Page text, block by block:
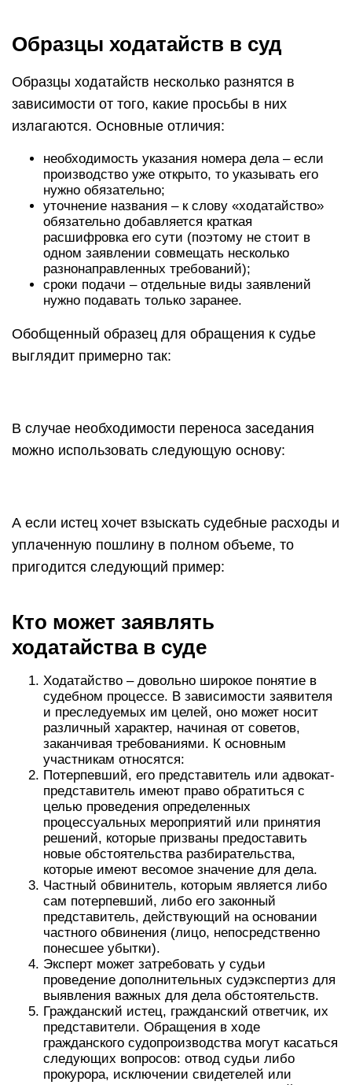
Образцы ходатайств в суд
Образцы ходатайств несколько разнятся в
зависимости от того, какие просьбы в них
излагаются. Основные отличия:
необходимость указания номера дела – если
производство уже открыто, то указывать его
нужно обязательно;
уточнение названия – к слову «ходатайство»
обязательно добавляется краткая
расшифровка его сути (поэтому не стоит в
одном заявлении совмещать несколько
разнонаправленных требований);
сроки подачи – отдельные виды заявлений
нужно подавать только заранее.
Обобщенный образец для обращения к судье
выглядит примерно так:
В случае необходимости переноса заседания
можно использовать следующую основу:
А если истец хочет взыскать судебные расходы и
уплаченную пошлину в полном объеме, то
пригодится следующий пример:
Кто может заявлять
ходатайства в суде
Ходатайство – довольно широкое понятие в
судебном процессе. В зависимости заявителя
и преследуемых им целей, оно может носит
различный характер, начиная от советов,
заканчивая требованиями. К основным
участникам относятся:
Потерпевший, его представитель или адвокат-
представитель имеют право обратиться с
целью проведения определенных
процессуальных мероприятий или принятия
решений, которые призваны предоставить
новые обстоятельства разбирательства,
которые имеют весомое значение для дела.
Частный обвинитель, которым является либо
сам потерпевший, либо его законный
представитель, действующий на основании
частного обвинения (лицо, непосредственно
понесшее убытки).
Эксперт может затребовать у судьи
проведение дополнительных судэкспертиз для
выявления важных для дела обстоятельств.
Гражданский истец, гражданский ответчик, их
представители. Обращения в ходе
гражданского судопроизводства могут касаться
следующих вопросов: отвод судьи либо
прокурора, исключении свидетелей или